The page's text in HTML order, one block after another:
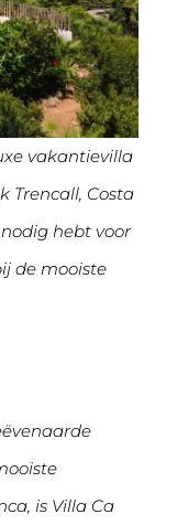
vakantievilla
Trencall, Costa
hebt voor
de mooiste
is Villa Ca